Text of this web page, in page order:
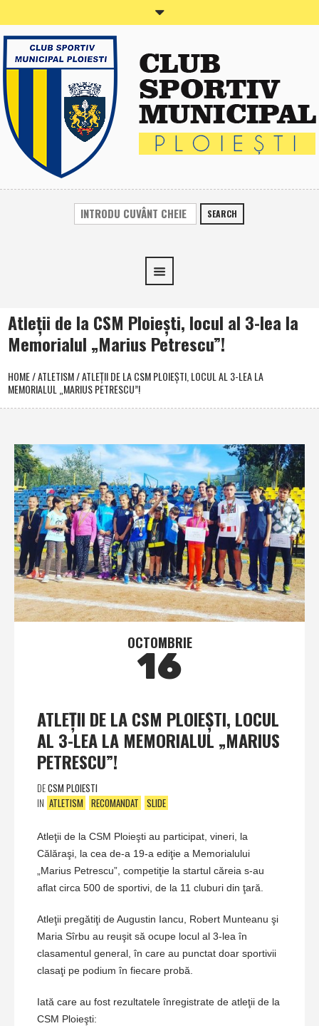
SEARCH
Atleţii de la CSM Ploieşti, locul al 3-lea la
Memorialul „Marius Petrescu”!
HOME/ATLETISM/ATLEŢII DE LA CSM PLOIEŞTI, LOCUL AL 3-LEA LA
MEMORIALUL „MARIUS PETRESCU”!
OCTOMBRIE
16
ATLEŢII DE LA CSM PLOIEŞTI, LOCUL
AL 3-LEA LA MEMORIALUL „MARIUS
PETRESCU”!
DECSM PLOIESTI
IN ATLETISM RECOMANDAT SLIDE
Atleţii de la CSM Ploieşti au participat, vineri, la
Călăraşi, la cea de-a 19-a ediţie a Memorialului
„Marius Petrescu”, competiţie la startul căreia s-au
aflat circa 500 de sportivi, de la 11 cluburi din ţară.
Atleţii pregătiţi de Augustin Iancu, Robert Munteanu şi
Maria Sîrbu au reuşit să ocupe locul al 3-lea în
clasamentul general, în care au punctat doar sportivii
clasaţi pe podium în fiecare probă.
Iată care au fost rezultatele înregistrate de atleţii de la
CSM Ploieşti: